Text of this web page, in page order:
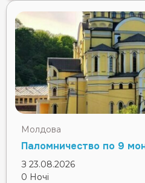
Молдова
Паломничество по 9
З 23.08.2026
0 Ночі